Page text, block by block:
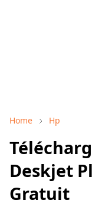
Home Hp
Deskjet
Gratuit